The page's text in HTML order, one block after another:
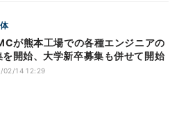
が熊本工場での各種エンジニアの
を開始、大学新卒募集も併せて開始
02/14 12:29